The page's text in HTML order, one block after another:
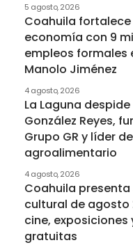
5 agosto, 2026
Coahuila fortalece
economía con 9
empleos formales
Manolo Jiménez
4 agosto, 2026
La Laguna
González Reyes,
Grupo GR y líder
agroalimentario
4 agosto, 2026
Coahuila
cultural de agosto
cine,
gratuitas